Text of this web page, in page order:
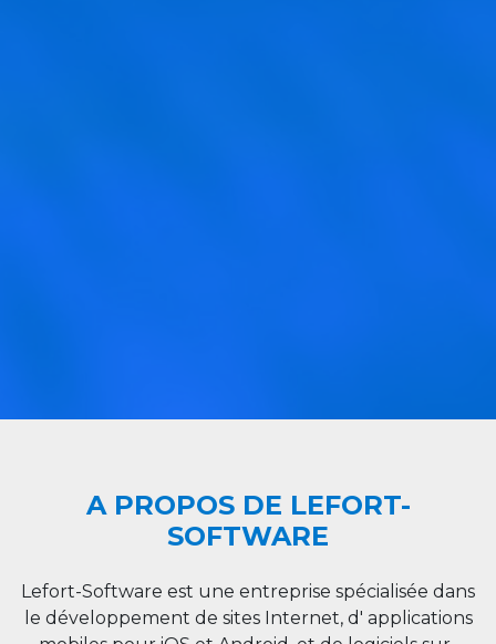
A PROPOS DE LEFORT-
SOFTWARE
Lefort-Software est une entreprise spécialisée dans
le développement de sites Internet, d' applications